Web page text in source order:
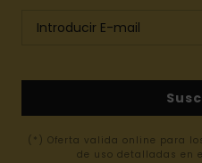
(*) Oferta valida online para
de uso detalladas en